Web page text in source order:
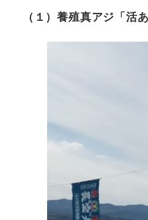
（１）養殖真アジ「